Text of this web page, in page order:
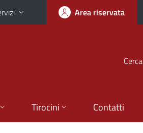
Area riservata
Cerca
Tirocini Contatti